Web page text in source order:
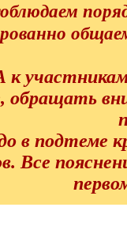
обращать
в подтеме
Все